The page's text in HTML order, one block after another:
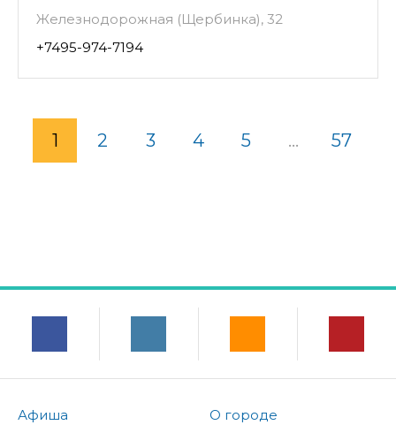
Железнодорожная (Щербинка), 32
+7495-974-7194
1 2 3 4 5 ... 57
Афиша
О городе